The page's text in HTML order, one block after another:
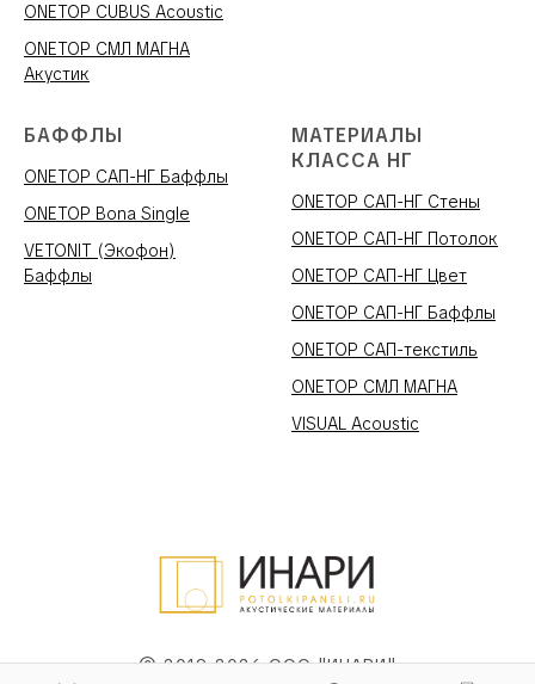
ONETOP CUBUS Acoustic
ONETOP СМЛ МАГНА
Акустик
БАФФЛЫ
ONETOP САП-НГ Баффлы
ONETOP Bona Single
VETONIT (Экофон)
Баффлы
МАТЕРИАЛЫ
КЛАССА НГ
ONETOP САП-НГ Стены
ONETOP САП-НГ Потолок
ONETOP САП-НГ Цвет
ONETOP САП-НГ Баффлы
ONETOP САП-текстиль
ONETOP СМЛ МАГНА
VISUAL Acoustic
© 2019-2026 ООО "ИНАРИ"